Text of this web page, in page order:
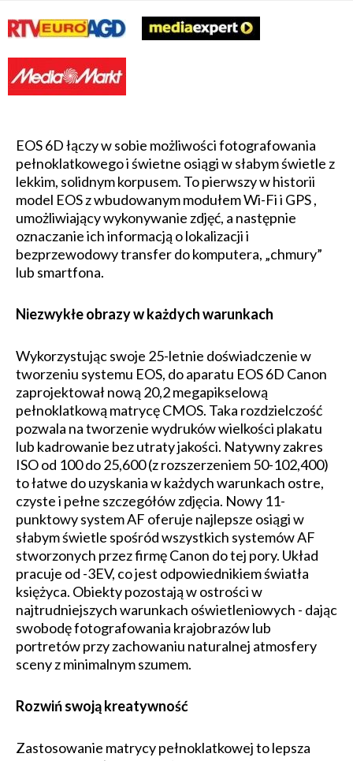
EOS 6D łączy w sobie możliwości fotografowania
pełnoklatkowego i świetne osiągi w słabym świetle z
lekkim, solidnym korpusem. To pierwszy w historii
model EOS z wbudowanym modułem Wi-Fi i GPS ,
umożliwiający wykonywanie zdjęć, a następnie
oznaczanie ich informacją o lokalizacji i
bezprzewodowy transfer do komputera, „chmury”
lub smartfona.
Niezwykłe obrazy w każdych warunkach
Wykorzystując swoje 25-letnie doświadczenie w
tworzeniu systemu EOS, do aparatu EOS 6D Canon
zaprojektował nową 20,2 megapikselową
pełnoklatkową matrycę CMOS. Taka rozdzielczość
pozwala na tworzenie wydruków wielkości plakatu
lub kadrowanie bez utraty jakości. Natywny zakres
ISO od 100 do 25,600 (z rozszerzeniem 50-102,400)
to łatwe do uzyskania w każdych warunkach ostre,
czyste i pełne szczegółów zdjęcia. Nowy 11-
punktowy system AF oferuje najlepsze osiągi w
słabym świetle spośród wszystkich systemów AF
stworzonych przez firmę Canon do tej pory. Układ
pracuje od -3EV, co jest odpowiednikiem światła
księżyca. Obiekty pozostają w ostrości w
najtrudniejszych warunkach oświetleniowych - dając
swobodę fotografowania krajobrazów lub
portretów przy zachowaniu naturalnej atmosfery
sceny z minimalnym szumem.
Rozwiń swoją kreatywność
Zastosowanie matrycy pełnoklatkowej to lepsza